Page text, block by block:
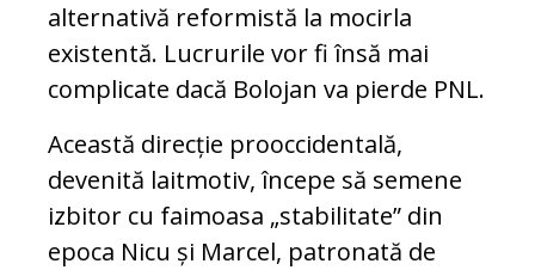
alternativă reformistă la mocirla
existentă. Lucrurile vor fi însă mai
complicate dacă Bolojan va pierde PNL.
Această direcție prooccidentală,
devenită laitmotiv, începe să semene
izbitor cu faimoasa „stabilitate” din
epoca Nicu și Marcel, patronată de